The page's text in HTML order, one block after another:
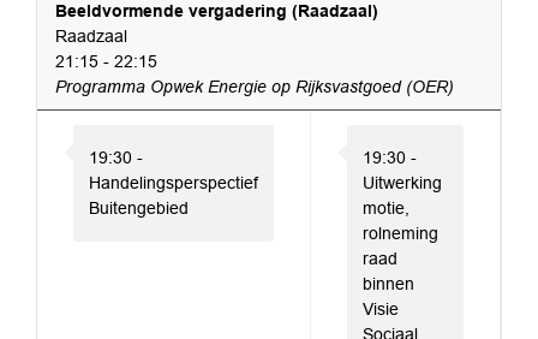
Beeldvormende vergadering (Raadzaal)
Raadzaal
21:15 - 22:15
Programma Opwek Energie op Rijksvastgoed (OER)
19:30 -
Handelingsperspectief
Buitengebied
19:30 -
Uitwerking
motie,
rolneming
raad
binnen
Visie
Sociaal